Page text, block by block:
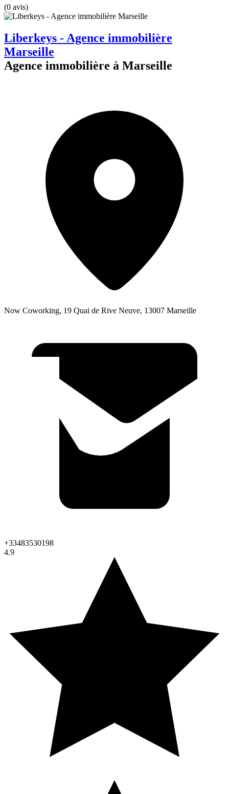
(0 avis)
Liberkeys - Agence immobilière
Marseille
Agence immobilière à Marseille
Now Coworking, 19 Quai de Rive Neuve, 13007 Marseille
+33483530198
4.9